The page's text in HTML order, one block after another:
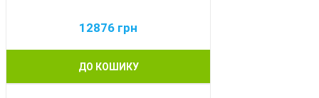
12876 грн
ДО КОШИКУ